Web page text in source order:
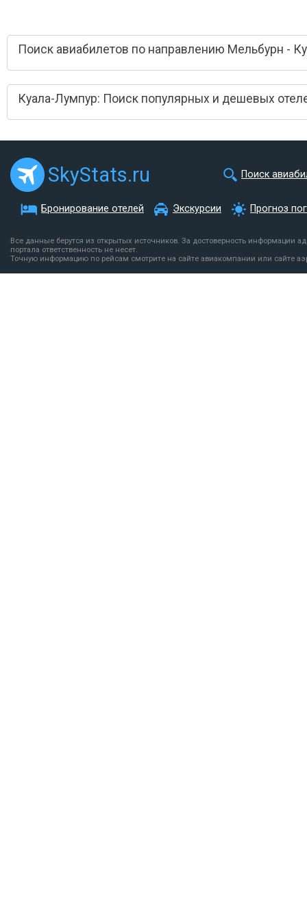
Поиск авиабилетов по направлению Мельбурн -
Куала-Лумпур: Поиск популярных и дешевых
SkyStats.ru Поиск
Бронирование отелей Экскурсии Прогноз
Все данные берутся из открытых источников. За достоверность информации
портала ответственность не несет.
Точную информацию по рейсам смотрите на сайте авиакомпании или сайте